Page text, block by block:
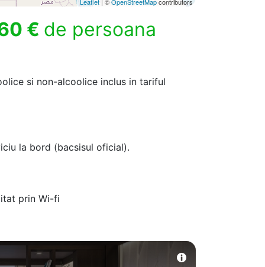
€ de persoana
si non-alcoolice inclus in tariful
la bord (bacsisul oficial).
prin Wi-fi